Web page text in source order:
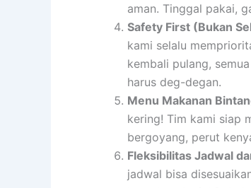
aman. Tinggal pakai,
Safety First (Bukan
kami selalu
kembali pulang,
harus deg-degan.
Menu Makanan
kering! Tim kami siap
bergoyang, perut
Fleksibilitas Jadwal
jadwal bisa